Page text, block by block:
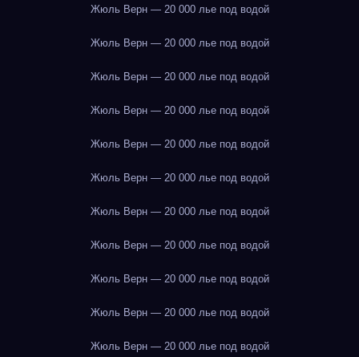
Жюль Верн — 20 000 лье под водой
Жюль Верн — 20 000 лье под водой
Жюль Верн — 20 000 лье под водой
Жюль Верн — 20 000 лье под водой
Жюль Верн — 20 000 лье под водой
Жюль Верн — 20 000 лье под водой
Жюль Верн — 20 000 лье под водой
Жюль Верн — 20 000 лье под водой
Жюль Верн — 20 000 лье под водой
Жюль Верн — 20 000 лье под водой
Жюль Верн — 20 000 лье под водой